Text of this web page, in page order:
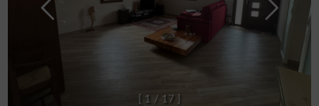
1 / 1 7